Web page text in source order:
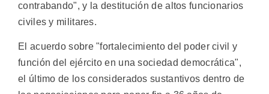
contrabando", y la destitución de altos funcionarios
civiles y militares.
El acuerdo sobre "fortalecimiento del poder civil y
función del ejército en una sociedad democrática",
el último de los considerados sustantivos dentro de